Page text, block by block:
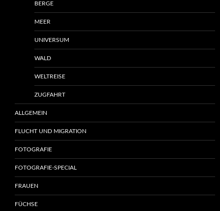
BERGE
MEER
UNIVERSUM
WALD
WELTREISE
ZUGFAHRT
ALLGEMEIN
FLUCHT UND MIGRATION
FOTOGRAFIE
FOTOGRAFIE-SPECIAL
FRAUEN
FÜCHSE